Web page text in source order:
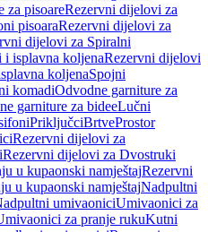
za pisoareRezervni dijelovi za
pisoaraRezervni dijelovi za
dijelovi za Spiralni
i isplavna koljenaRezervni dijelovi
koljenaSpojni
komadiOdvodne garniture za
garniture za bideeLučni
PriključciBrtveProstor
Rezervni dijelovi za
Rezervni dijelovi za Dvostruki
u kupaonski namještajRezervni
u kupaonski namještajNadpultni
umivaoniciUmivaonici za
za pranje rukuKutni